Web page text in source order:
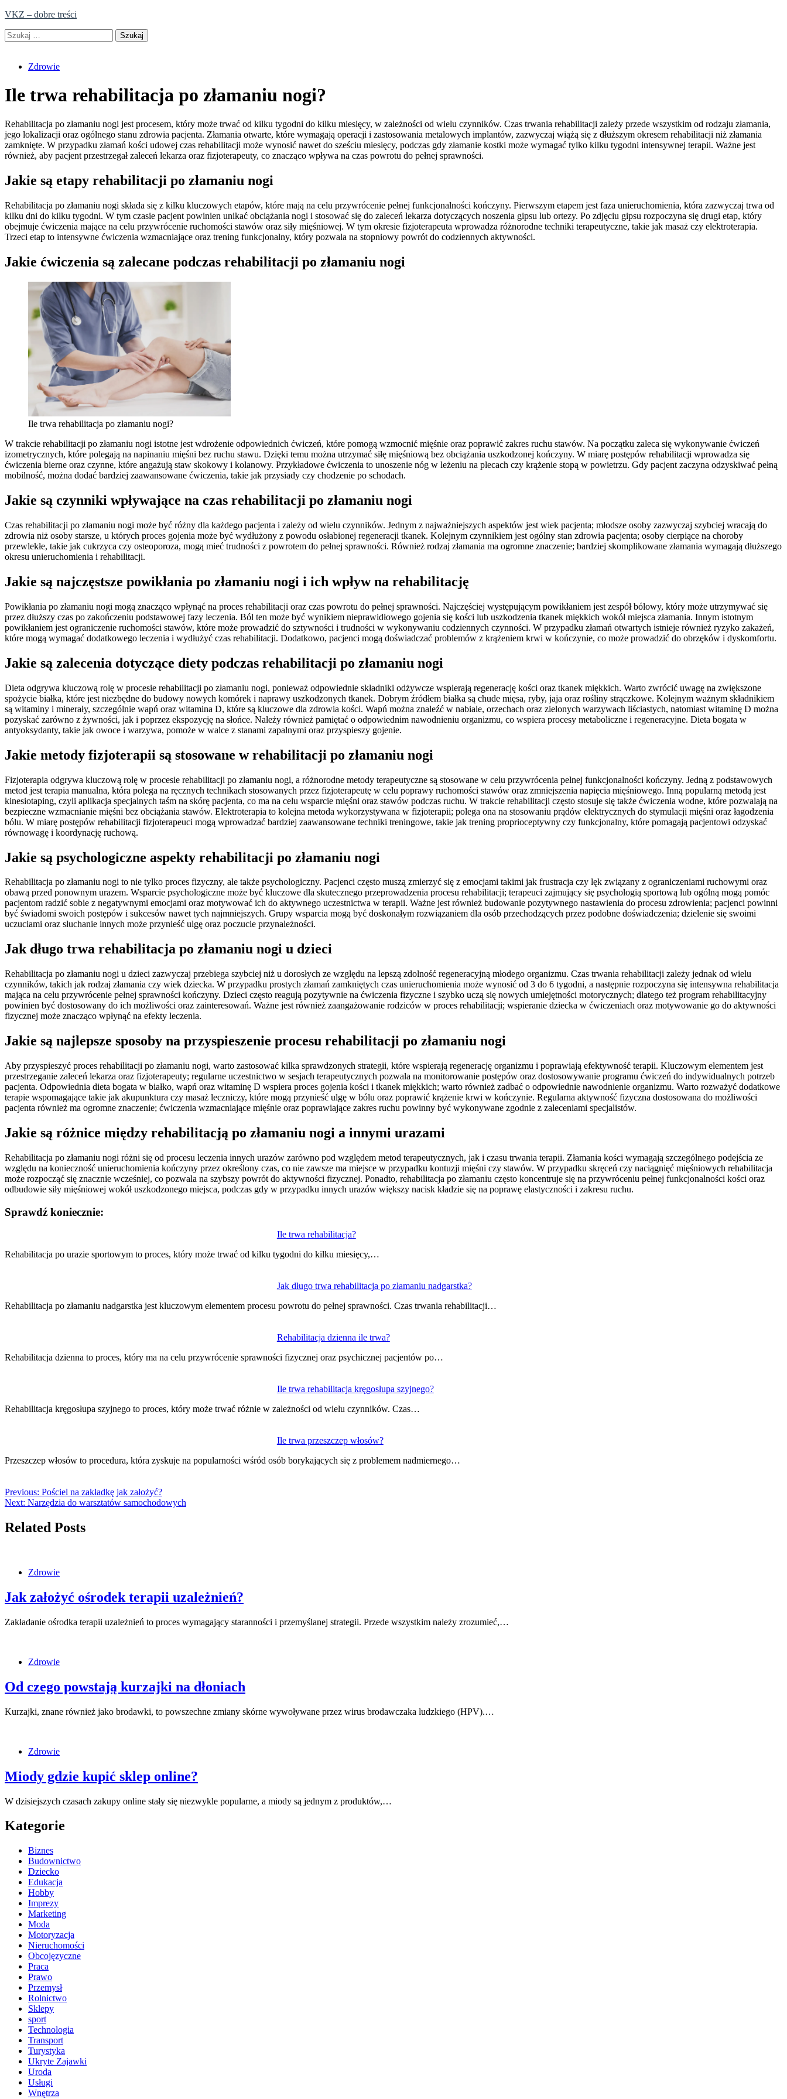
Skip
content
VKZ – dobre treści
Szukaj:
Zdrowie
Ile trwa rehabilitacja po złamaniu nogi?
Rehabilitacja po złamaniu nogi jest procesem, który może trwać od kilku tygodni do kilku miesięcy, w zależności od wielu czynników. Czas trwania rehabilitacji zależy przede wszystkim od rodzaju złamania,
jego lokalizacji oraz ogólnego stanu zdrowia pacjenta. Złamania otwarte, które wymagają operacji i zastosowania metalowych implantów, zazwyczaj wiążą się z dłuższym okresem rehabilitacji niż złamania
zamknięte. W przypadku złamań kości udowej czas rehabilitacji może wynosić nawet do sześciu miesięcy, podczas gdy złamanie kostki może wymagać tylko kilku tygodni intensywnej terapii. Ważne jest
również, aby pacjent przestrzegał zaleceń lekarza oraz fizjoterapeuty, co znacząco wpływa na czas powrotu do pełnej sprawności.
Jakie są etapy rehabilitacji po złamaniu nogi
Rehabilitacja po złamaniu nogi składa się z kilku kluczowych etapów, które mają na celu przywrócenie pełnej funkcjonalności kończyny. Pierwszym etapem jest faza unieruchomienia, która zazwyczaj trwa od
kilku dni do kilku tygodni. W tym czasie pacjent powinien unikać obciążania nogi i stosować się do zaleceń lekarza dotyczących noszenia gipsu lub ortezy. Po zdjęciu gipsu rozpoczyna się drugi etap, który
obejmuje ćwiczenia mające na celu przywrócenie ruchomości stawów oraz siły mięśniowej. W tym okresie fizjoterapeuta wprowadza różnorodne techniki terapeutyczne, takie jak masaż czy elektroterapia.
Trzeci etap to intensywne ćwiczenia wzmacniające oraz trening funkcjonalny, który pozwala na stopniowy powrót do codziennych aktywności.
Jakie ćwiczenia są zalecane podczas rehabilitacji po złamaniu nogi
Ile trwa rehabilitacja po złamaniu nogi?
W trakcie rehabilitacji po złamaniu nogi istotne jest wdrożenie odpowiednich ćwiczeń, które pomogą wzmocnić mięśnie oraz poprawić zakres ruchu stawów. Na początku zaleca się wykonywanie ćwiczeń
izometrycznych, które polegają na napinaniu mięśni bez ruchu stawu. Dzięki temu można utrzymać siłę mięśniową bez obciążania uszkodzonej kończyny. W miarę postępów rehabilitacji wprowadza się
ćwiczenia bierne oraz czynne, które angażują staw skokowy i kolanowy. Przykładowe ćwiczenia to unoszenie nóg w leżeniu na plecach czy krążenie stopą w powietrzu. Gdy pacjent zaczyna odzyskiwać pełną
mobilność, można dodać bardziej zaawansowane ćwiczenia, takie jak przysiady czy chodzenie po schodach.
Jakie są czynniki wpływające na czas rehabilitacji po złamaniu nogi
Czas rehabilitacji po złamaniu nogi może być różny dla każdego pacjenta i zależy od wielu czynników. Jednym z najważniejszych aspektów jest wiek pacjenta; młodsze osoby zazwyczaj szybciej wracają do
zdrowia niż osoby starsze, u których proces gojenia może być wydłużony z powodu osłabionej regeneracji tkanek. Kolejnym czynnikiem jest ogólny stan zdrowia pacjenta; osoby cierpiące na choroby
przewlekłe, takie jak cukrzyca czy osteoporoza, mogą mieć trudności z powrotem do pełnej sprawności. Również rodzaj złamania ma ogromne znaczenie; bardziej skomplikowane złamania wymagają dłuższego
okresu unieruchomienia i rehabilitacji.
Jakie są najczęstsze powikłania po złamaniu nogi i ich wpływ na rehabilitację
Powikłania po złamaniu nogi mogą znacząco wpłynąć na proces rehabilitacji oraz czas powrotu do pełnej sprawności. Najczęściej występującym powikłaniem jest zespół bólowy, który może utrzymywać się
przez dłuższy czas po zakończeniu podstawowej fazy leczenia. Ból ten może być wynikiem nieprawidłowego gojenia się kości lub uszkodzenia tkanek miękkich wokół miejsca złamania. Innym istotnym
powikłaniem jest ograniczenie ruchomości stawów, które może prowadzić do sztywności i trudności w wykonywaniu codziennych czynności. W przypadku złamań otwartych istnieje również ryzyko zakażeń,
które mogą wymagać dodatkowego leczenia i wydłużyć czas rehabilitacji. Dodatkowo, pacjenci mogą doświadczać problemów z krążeniem krwi w kończynie, co może prowadzić do obrzęków i dyskomfortu.
Jakie są zalecenia dotyczące diety podczas rehabilitacji po złamaniu nogi
Dieta odgrywa kluczową rolę w procesie rehabilitacji po złamaniu nogi, ponieważ odpowiednie składniki odżywcze wspierają regenerację kości oraz tkanek miękkich. Warto zwrócić uwagę na zwiększone
spożycie białka, które jest niezbędne do budowy nowych komórek i naprawy uszkodzonych tkanek. Dobrym źródłem białka są chude mięsa, ryby, jaja oraz rośliny strączkowe. Kolejnym ważnym składnikiem
są witaminy i minerały, szczególnie wapń oraz witamina D, które są kluczowe dla zdrowia kości. Wapń można znaleźć w nabiale, orzechach oraz zielonych warzywach liściastych, natomiast witaminę D można
pozyskać zarówno z żywności, jak i poprzez ekspozycję na słońce. Należy również pamiętać o odpowiednim nawodnieniu organizmu, co wspiera procesy metaboliczne i regeneracyjne. Dieta bogata w
antyoksydanty, takie jak owoce i warzywa, pomoże w walce z stanami zapalnymi oraz przyspieszy gojenie.
Jakie metody fizjoterapii są stosowane w rehabilitacji po złamaniu nogi
Fizjoterapia odgrywa kluczową rolę w procesie rehabilitacji po złamaniu nogi, a różnorodne metody terapeutyczne są stosowane w celu przywrócenia pełnej funkcjonalności kończyny. Jedną z podstawowych
metod jest terapia manualna, która polega na ręcznych technikach stosowanych przez fizjoterapeutę w celu poprawy ruchomości stawów oraz zmniejszenia napięcia mięśniowego. Inną popularną metodą jest
kinesiotaping, czyli aplikacja specjalnych taśm na skórę pacjenta, co ma na celu wsparcie mięśni oraz stawów podczas ruchu. W trakcie rehabilitacji często stosuje się także ćwiczenia wodne, które pozwalają na
bezpieczne wzmacnianie mięśni bez obciążania stawów. Elektroterapia to kolejna metoda wykorzystywana w fizjoterapii; polega ona na stosowaniu prądów elektrycznych do stymulacji mięśni oraz łagodzenia
bólu. W miarę postępów rehabilitacji fizjoterapeuci mogą wprowadzać bardziej zaawansowane techniki treningowe, takie jak trening proprioceptywny czy funkcjonalny, które pomagają pacjentowi odzyskać
równowagę i koordynację ruchową.
Jakie są psychologiczne aspekty rehabilitacji po złamaniu nogi
Rehabilitacja po złamaniu nogi to nie tylko proces fizyczny, ale także psychologiczny. Pacjenci często muszą zmierzyć się z emocjami takimi jak frustracja czy lęk związany z ograniczeniami ruchowymi oraz
obawą przed ponownym urazem. Wsparcie psychologiczne może być kluczowe dla skutecznego przeprowadzenia procesu rehabilitacji; terapeuci zajmujący się psychologią sportową lub ogólną mogą pomóc
pacjentom radzić sobie z negatywnymi emocjami oraz motywować ich do aktywnego uczestnictwa w terapii. Ważne jest również budowanie pozytywnego nastawienia do procesu zdrowienia; pacjenci powinni
być świadomi swoich postępów i sukcesów nawet tych najmniejszych. Grupy wsparcia mogą być doskonałym rozwiązaniem dla osób przechodzących przez podobne doświadczenia; dzielenie się swoimi
uczuciami oraz słuchanie innych może przynieść ulgę oraz poczucie przynależności.
Jak długo trwa rehabilitacja po złamaniu nogi u dzieci
Rehabilitacja po złamaniu nogi u dzieci zazwyczaj przebiega szybciej niż u dorosłych ze względu na lepszą zdolność regeneracyjną młodego organizmu. Czas trwania rehabilitacji zależy jednak od wielu
czynników, takich jak rodzaj złamania czy wiek dziecka. W przypadku prostych złamań zamkniętych czas unieruchomienia może wynosić od 3 do 6 tygodni, a następnie rozpoczyna się intensywna rehabilitacja
mająca na celu przywrócenie pełnej sprawności kończyny. Dzieci często reagują pozytywnie na ćwiczenia fizyczne i szybko uczą się nowych umiejętności motorycznych; dlatego też program rehabilitacyjny
powinien być dostosowany do ich możliwości oraz zainteresowań. Ważne jest również zaangażowanie rodziców w proces rehabilitacji; wspieranie dziecka w ćwiczeniach oraz motywowanie go do aktywności
fizycznej może znacząco wpłynąć na efekty leczenia.
Jakie są najlepsze sposoby na przyspieszenie procesu rehabilitacji po złamaniu nogi
Aby przyspieszyć proces rehabilitacji po złamaniu nogi, warto zastosować kilka sprawdzonych strategii, które wspierają regenerację organizmu i poprawiają efektywność terapii. Kluczowym elementem jest
przestrzeganie zaleceń lekarza oraz fizjoterapeuty; regularne uczestnictwo w sesjach terapeutycznych pozwala na monitorowanie postępów oraz dostosowywanie programu ćwiczeń do indywidualnych potrzeb
pacjenta. Odpowiednia dieta bogata w białko, wapń oraz witaminę D wspiera proces gojenia kości i tkanek miękkich; warto również zadbać o odpowiednie nawodnienie organizmu. Warto rozważyć dodatkowe
terapie wspomagające takie jak akupunktura czy masaż leczniczy, które mogą przynieść ulgę w bólu oraz poprawić krążenie krwi w kończynie. Regularna aktywność fizyczna dostosowana do możliwości
pacjenta również ma ogromne znaczenie; ćwiczenia wzmacniające mięśnie oraz poprawiające zakres ruchu powinny być wykonywane zgodnie z zaleceniami specjalistów.
Jakie są różnice między rehabilitacją po złamaniu nogi a innymi urazami
Rehabilitacja po złamaniu nogi różni się od procesu leczenia innych urazów zarówno pod względem metod terapeutycznych, jak i czasu trwania terapii. Złamania kości wymagają szczególnego podejścia ze
względu na konieczność unieruchomienia kończyny przez określony czas, co nie zawsze ma miejsce w przypadku kontuzji mięśni czy stawów. W przypadku skręceń czy naciągnięć mięśniowych rehabilitacja
może rozpocząć się znacznie wcześniej, co pozwala na szybszy powrót do aktywności fizycznej. Ponadto, rehabilitacja po złamaniu często koncentruje się na przywróceniu pełnej funkcjonalności kości oraz
odbudowie siły mięśniowej wokół uszkodzonego miejsca, podczas gdy w przypadku innych urazów większy nacisk kładzie się na poprawę elastyczności i zakresu ruchu.
Sprawdź koniecznie:
Ile trwa rehabilitacja?
Rehabilitacja po urazie sportowym to proces, który może trwać od kilku tygodni do kilku miesięcy,…
Jak długo trwa rehabilitacja po złamaniu nadgarstka?
Rehabilitacja po złamaniu nadgarstka jest kluczowym elementem procesu powrotu do pełnej sprawności. Czas trwania rehabilitacji…
Rehabilitacja dzienna ile trwa?
Rehabilitacja dzienna to proces, który ma na celu przywrócenie sprawności fizycznej oraz psychicznej pacjentów po…
Ile trwa rehabilitacja kręgosłupa szyjnego?
Rehabilitacja kręgosłupa szyjnego to proces, który może trwać różnie w zależności od wielu czynników. Czas…
Ile trwa przeszczep włosów?
Przeszczep włosów to procedura, która zyskuje na popularności wśród osób borykających się z problemem nadmiernego…
wpisu
Previous: Pościel na zakładkę jak założyć?
Next: Narzędzia do warsztatów samochodowych
Related Posts
Zdrowie
Jak założyć ośrodek terapii uzależnień?
Zakładanie ośrodka terapii uzależnień to proces wymagający staranności i przemyślanej strategii. Przede wszystkim należy zrozumieć,…
Zdrowie
Od czego powstają kurzajki na dłoniach
Kurzajki, znane również jako brodawki, to powszechne zmiany skórne wywoływane przez wirus brodawczaka ludzkiego (HPV).…
Zdrowie
Miody gdzie kupić sklep online?
W dzisiejszych czasach zakupy online stały się niezwykle popularne, a miody są jednym z produktów,…
Kategorie
Biznes
Budownictwo
Dziecko
Edukacja
Hobby
Imprezy
Marketing
Moda
Motoryzacja
Nieruchomości
Obcojęzyczne
Praca
Prawo
Przemysł
Rolnictwo
Sklepy
sport
Technologia
Transport
Turystyka
Ukryte Zajawki
Uroda
Usługi
Wnętrza